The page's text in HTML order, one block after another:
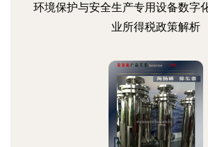
环境保护与安全生产专用设备数字
业所得税政策解析